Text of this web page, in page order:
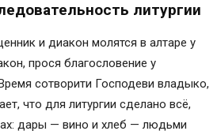
литургии
и диакон молятся в алтаре у
прося благословение у
сотворити Господеви владыко,
что для литургии сделано всё,
дары — вино и хлеб — людьми